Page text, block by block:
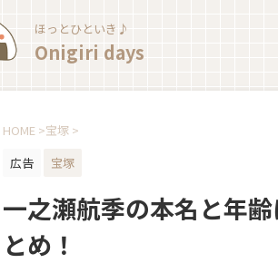
ほっとひといき♪
Onigiri days
HOME >宝塚 >
広告
宝塚
一之瀬航季の本名と年
とめ！